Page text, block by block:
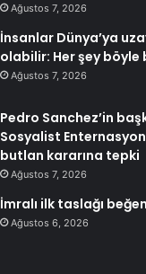
Ağustos 7, 2026
İnsanlar Dünya’ya
olabilir: Her şey böyle
Ağustos 7, 2026
Pedro Sanchez’in
Sosyalist
butlan kararına tepki
Ağustos 7, 2026
İmralı ilk taslağı
Ağustos 6, 2026